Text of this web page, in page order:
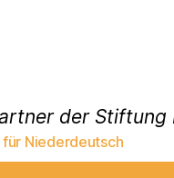
der
Niederdeutsch